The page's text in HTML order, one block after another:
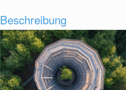
Beschreibung